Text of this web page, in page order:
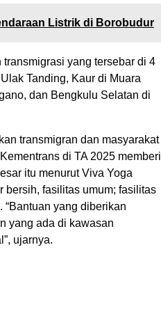
Listrik di Borobudur
yang tersebar di 4
Tanding, Kaur di Muara
dan Bengkulu Selatan di
transmigran dan masyarakat
di TA 2025 memberi
itu menurut Viva Yoga
bersih, fasilitas umum; fasilitas
“Bantuan yang diberikan
yang ada di kawasan
ujarnya.